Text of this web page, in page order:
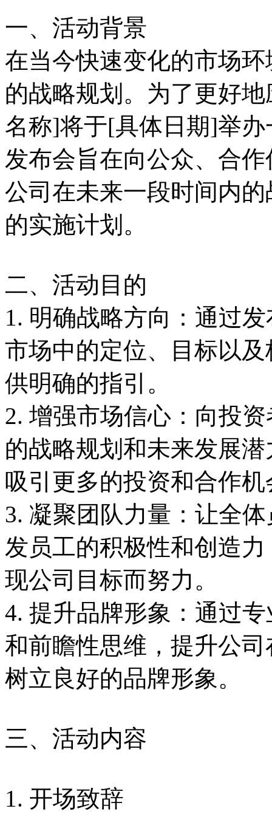
一、活动背景
在当今快速变化的市场
的战略规划。为了更好
名称]将于[具体日期]举
发布会旨在向公众、合
公司在未来一段时间内
的实施计划。
二、活动目的
1. 明确战略方向：通过
市场中的定位、目标以
供明确的指引。
2. 增强市场信心：向投
的战略规划和未来发展
吸引更多的投资和合作机
3. 凝聚团队力量：让全
发员工的积极性和创造
现公司目标而努力。
4. 提升品牌形象：通过
和前瞻性思维，提升公
树立良好的品牌形象。
三、活动内容
1. 开场致辞